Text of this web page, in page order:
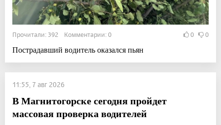
Прочитали: 392 Комментарии: 0 0 0
Пострадавший водитель оказался пьян
11:55, 7 авг 2026
В Магнитогорске сегодня пройдет
массовая проверка водителей